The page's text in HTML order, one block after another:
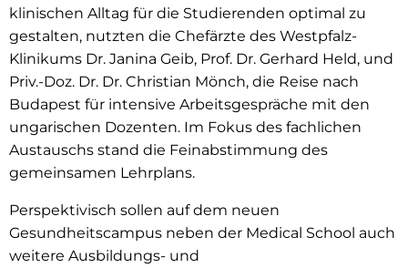
klinischen Alltag für die Studierenden optimal zu
gestalten, nutzten die Chefärzte des Westpfalz-
Klinikums Dr. Janina Geib, Prof. Dr. Gerhard Held, und
Priv.-Doz. Dr. Dr. Christian Mönch, die Reise nach
Budapest für intensive Arbeitsgespräche mit den
ungarischen Dozenten. Im Fokus des fachlichen
Austauschs stand die Feinabstimmung des
gemeinsamen Lehrplans.
Perspektivisch sollen auf dem neuen
Gesundheitscampus neben der Medical School auch
weitere Ausbildungs- und